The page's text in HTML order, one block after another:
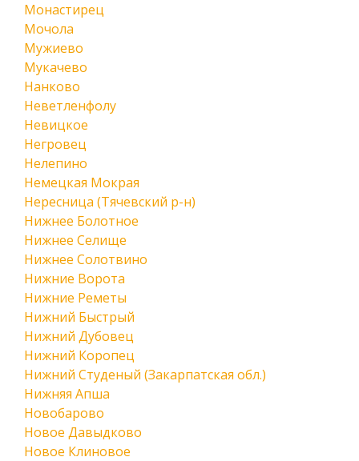
Монастирец
Мочола
Мужиево
Мукачево
Нанково
Неветленфолу
Невицкое
Негровец
Нелепино
Немецкая Мокрая
Нересница (Тячевский р-н)
Нижнее Болотное
Нижнее Селище
Нижнее Солотвино
Нижние Ворота
Нижние Реметы
Нижний Быстрый
Нижний Дубовец
Нижний Коропец
Нижний Студеный (Закарпатская обл.)
Нижняя Апша
Новобарово
Новое Давыдково
Новое Клиновое